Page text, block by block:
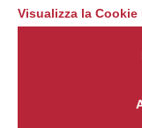
Visualizza la